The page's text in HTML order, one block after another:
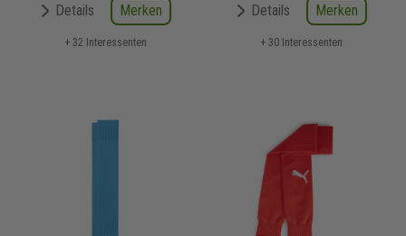
Details Merken
+ 32 Interessenten
Details Merken
+ 30 Interessenten